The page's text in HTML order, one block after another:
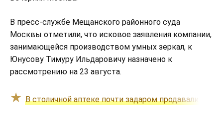
В пресс-службе Мещанского районного суда
Москвы отметили, что исковое заявления компании,
занимающейся производством умных зеркал, к
Юнусову Тимуру Ильдаровичу назначено к
рассмотрению на 23 августа.
В столичной аптеке почти задаром продавали